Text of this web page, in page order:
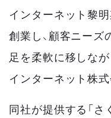
インターネット黎
創業し、顧客ニー
足を柔軟に移しな
インターネット株式
同社が提供する「さ